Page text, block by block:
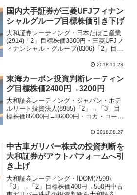
国内大手証券が三菱UFJフィナン
シャルグループ目標株価引き下げ
大和証券レーティング・日本たばこ産業
(2914)「2」目標株価3300円・三菱UFJフ
ィナンシャル・グループ(8306)「2」目標
(2270)「2」目標株価3500円・住友ベーク
2018.11.28
東海カーボン投資判断レーティン
グ目標株価2400円→3200円
大和証券レーティング・ジャパン・ホテ
ルリート投資法人(8985)「2」→「3」目
標株価85000円→86000円・コカ・コーラ
円→3100円・アークランドサービス2018.08.27
中古車ガリバー株式の投資判断を
大和証券がアウトパフォームへ引
き上げ
大和証券レーティング・IDOM(7599)
「3」→「2」目標株価400円→550円中古